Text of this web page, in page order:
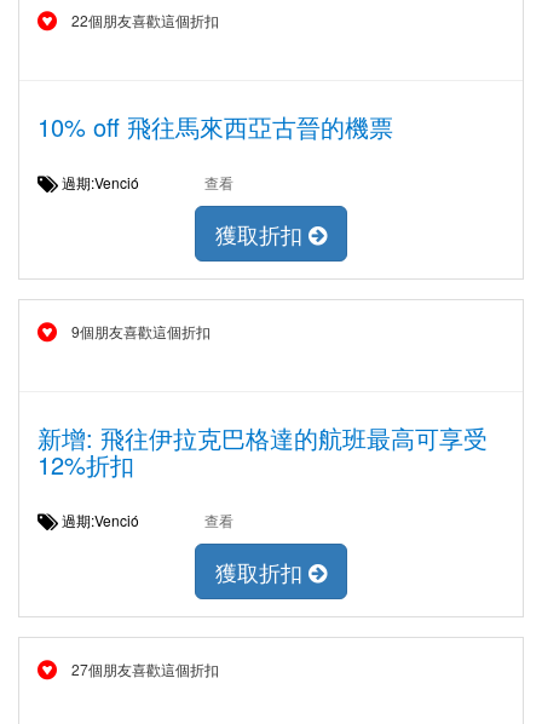
22個朋友喜歡這個折扣
10% off 飛往馬來西亞古晉的機票
過期:Venció 查看
獲取折扣
9個朋友喜歡這個折扣
新增: 飛往伊拉克巴格達的航班最高可享受
12%折扣
過期:Venció 查看
獲取折扣
27個朋友喜歡這個折扣